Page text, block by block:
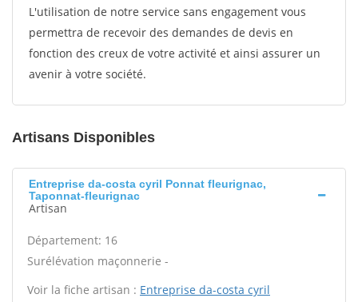
L'utilisation de notre service sans engagement vous
permettra de recevoir des demandes de devis en
fonction des creux de votre activité et ainsi assurer un
avenir à votre société.
Artisans Disponibles
Entreprise da-costa cyril Ponnat fleurignac,
Taponnat-fleurignac
Artisan
Département: 16
Surélévation maçonnerie -
Voir la fiche artisan : Entreprise da-costa cyril